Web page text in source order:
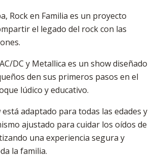
Rock en Familia es un proyecto
el legado del rock con las
DC y Metallica es un show diseñado
den sus primeros pasos en el
lúdico y educativo.
está adaptado para todas las edades y
ajustado para cuidar los oídos de
una experiencia segura y
la familia.